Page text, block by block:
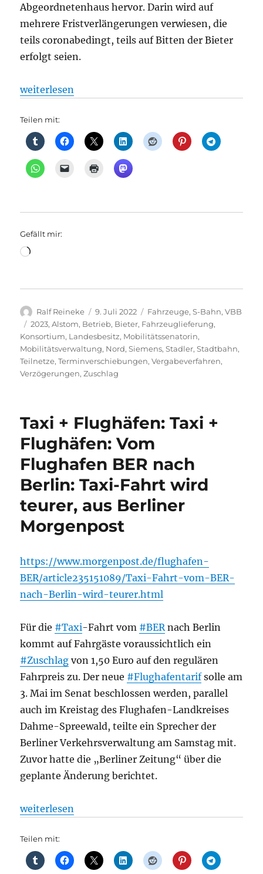
Abgeordnetenhaus hervor. Darin wird auf
mehrere Fristverlängerungen verwiesen, die
teils coronabedingt, teils auf Bitten der Bieter
erfolgt seien.
„S-Bahn: Neue Verzögerungen bei der Vergabe
weiterlesen
Teilen mit:
Gefällt mir:
Wird
Autor
Ralf Reineke
Veröffentlicht
am
9. Juli 2022 Kategorien
Fahrzeuge,S-Bahn,VBB
Schlagwörter
2023,Alstom, Betrieb, Bieter, Fahrzeuglieferung,
Konsortium, Landesbesitz, Mobilitätssenatorin,
Mobilitätsverwaltung, Nord,Siemens,Stadler,Stadtbahn,
Teilnetze,Terminverschiebungen,Vergabeverfahren,
Verzögerungen,Zuschlag
Taxi + Flughäfen: Taxi +
Flughäfen: Vom
Flughafen BER nach
Berlin: Taxi-Fahrt wird
teurer, aus Berliner
Morgenpost
https://www.morgenpost.de/flughafen-
BER/article235151089/Taxi-Fahrt-vom-BER-
nach-Berlin-wird-teurer.html
Für die #Taxi-Fahrt vom #BERnach Berlin
kommt auf Fahrgäste voraussichtlich ein
#Zuschlag von 1,50 Euro auf den regulären
Fahrpreis zu. Der neue #Flughafentarifsolle am
3. Mai im Senat beschlossen werden, parallel
auch im Kreistag des Flughafen-Landkreises
Dahme-Spreewald, teilte ein Sprecher der
Berliner Verkehrsverwaltung am Samstag mit.
Zuvor hatte die „Berliner Zeitung“ über die
geplante Änderung berichtet.
„Taxi + Flughäfen: Taxi + Flughäfen: Vom
weiterlesen
Teilen mit: